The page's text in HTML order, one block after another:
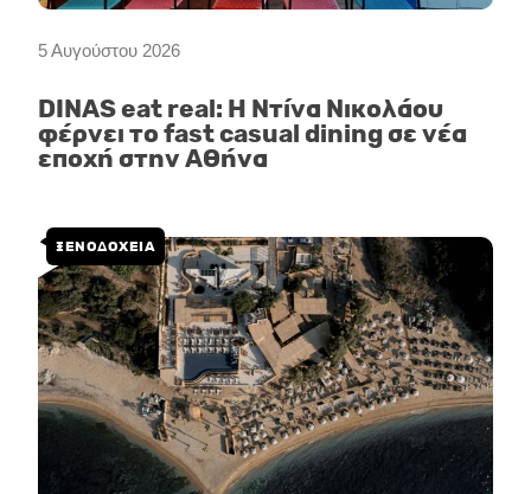
5 Αυγούστου 2026
DINAS eat real: Η Ντίνα Νικολάου
φέρνει το fast casual dining σε νέα
εποχή στην Αθήνα
ΞΕΝΟΔΟΧΕΙΑ